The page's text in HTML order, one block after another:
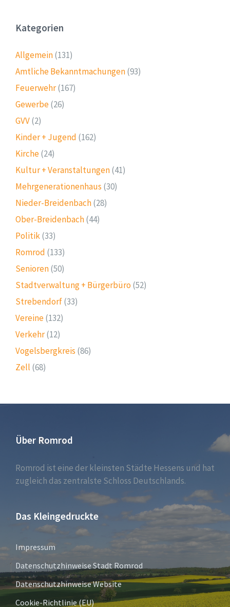
Kategorien
Allgemein(131)
Amtliche Bekanntmachungen(93)
Feuerwehr(167)
Gewerbe(26)
GVV(2)
Kinder + Jugend (162)
Kirche(24)
Kultur + Veranstaltungen(41)
Mehrgenerationenhaus (30)
Nieder-Breidenbach(28)
Ober-Breidenbach(44)
Politik(33)
Romrod (133)
Senioren(50)
Stadtverwaltung + Bürgerbüro (52)
Strebendorf(33)
Vereine(132)
Verkehr(12)
Vogelsbergkreis (86)
Zell (68)
Über Romrod
Romrod ist eine der kleinsten Städte Hessens und hat
zugleich das zentralste Schloss Deutschlands.
Das Kleingedruckte
Impressum
Datenschutzhinweise Stadt Romrod
Datenschutzhinweise Website
Cookie-Richtlinie (EU)